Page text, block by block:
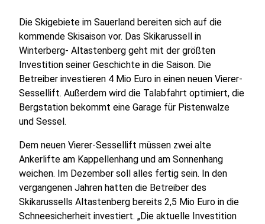
Die Skigebiete im Sauerland bereiten sich auf die
kommende Skisaison vor. Das Skikarussell in
Winterberg- Altastenberg geht mit der größten
Investition seiner Geschichte in die Saison. Die
Betreiber investieren 4 Mio Euro in einen neuen Vierer-
Sessellift. Außerdem wird die Talabfahrt optimiert, die
Bergstation bekommt eine Garage für Pistenwalze
und Sessel.
Dem neuen Vierer-Sessellift müssen zwei alte
Ankerlifte am Kappellenhang und am Sonnenhang
weichen. Im Dezember soll alles fertig sein. In den
vergangenen Jahren hatten die Betreiber des
Skikarussells Altastenberg bereits 2,5 Mio Euro in die
Schneesicherheit investiert. „Die aktuelle Investition